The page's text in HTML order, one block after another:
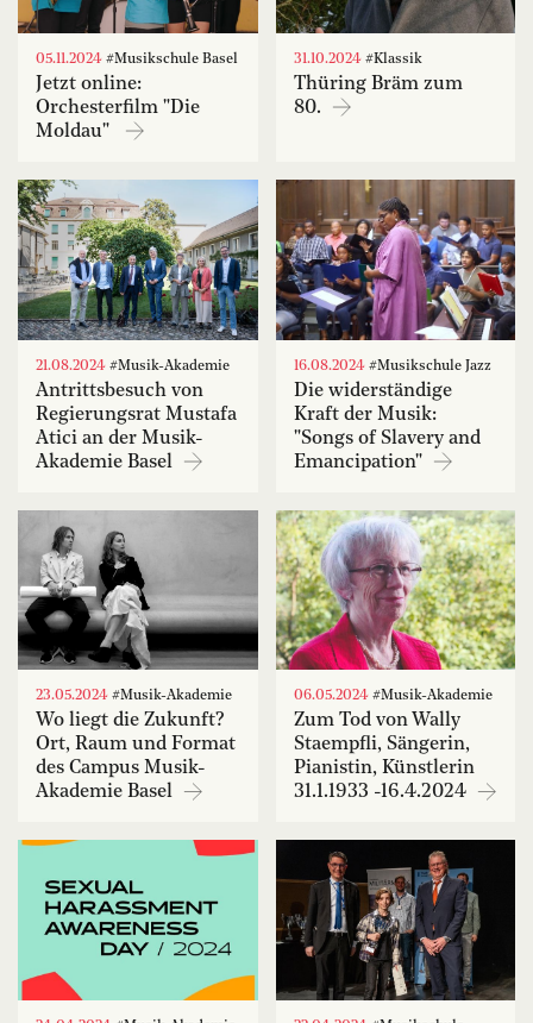
05.11.2024 #Musikschule Basel
Jetzt online:
Orchesterfilm "Die
Moldau"
31.10.2024#Klassik
Thüring Bräm zum
80.
21.08.2024 #Musik-Akademie
Antrittsbesuch von
Regierungsrat Mustafa
Atici an der Musik-
Akademie Basel
16.08.2024#Musikschule Jazz
Die widerständige
Kraft der Musik:
"Songs of Slavery and
Emancipation"
23.05.2024 #Musik-Akademie
Wo liegt die Zukunft?
Ort, Raum und Format
des Campus Musik-
Akademie Basel
06.05.2024#Musik-Akademie
Zum Tod von Wally
Staempfli, Sängerin,
Pianistin, Künstlerin
31.1.1933 -16.4.2024